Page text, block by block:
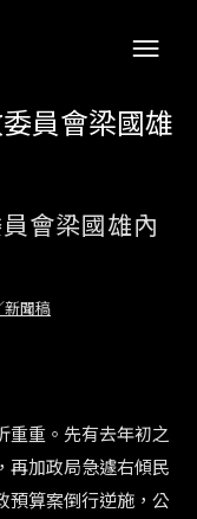
員會梁國雄
會梁國雄內
新聞稿
重重。先有去年初之
再加政局急遽右傾民
預算案倒行逆施，公